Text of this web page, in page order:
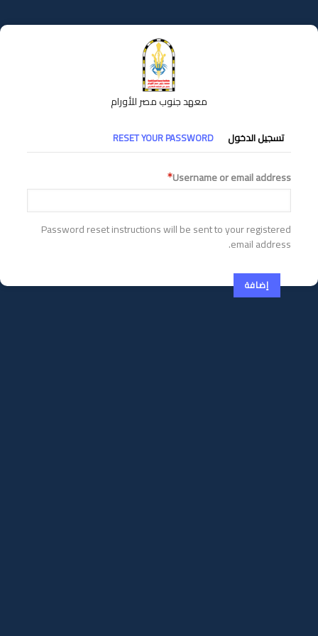
إلى
المحتوى
معهد جنوب مصر للأورام
التبويبات
الأساسية
تسجيل الدخول RESET YOUR PASSWORD
Username or email address
Password reset instructions will be sent to your registered
email address.